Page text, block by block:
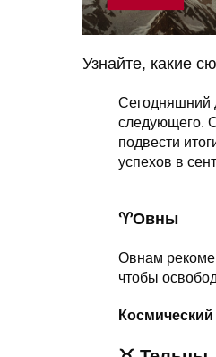
Узнайте, какие
Сегодняшний
следующего.
подвести
успехов в
♈️Овны
Овнам
чтобы
Космический